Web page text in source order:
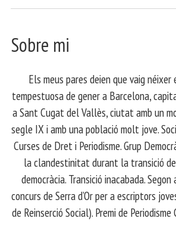
Sobre mi
Els meus pares deien que vaig néixer
tempestuosa de gener a Barcelona,
a Sant Cugat del Vallès, ciutat amb un
segle IX i amb una població molt jove.
Curses de Dret i Periodisme. Grup
la clandestinitat durant la transició
democràcia. Transició inacabada.
concurs de Serra d’Or per a escriptors
de Reinserció Social). Premi de